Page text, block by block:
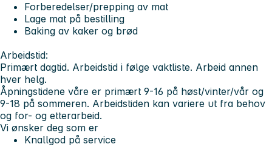
Forberedelser/prepping av mat
Lage mat på bestilling
Baking av kaker og brød
Arbeidstid:
Primært dagtid. Arbeidstid i følge vaktliste. Arbeid annen
hver helg.
Åpningstidene våre er primært 9-16 på høst/vinter/vår og
9-18 på sommeren. Arbeidstiden kan variere ut fra behov
og for- og etterarbeid.
Vi ønsker deg som er
Knallgod på service